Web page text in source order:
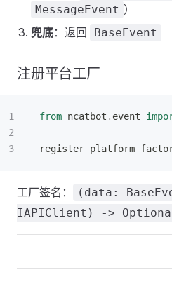
MessageEvent ）
兜底：返回 BaseEvent
注册平台工厂
from ncatbot . event
工厂签名：
(data:
IAPIClient) ->